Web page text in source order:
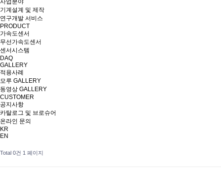
사업분야
기계설계 및 제작
연구개발 서비스
PRODUCT
가속도센서
무선가속도센서
센서시스템
DAQ
GALLERY
적용사례
모루 GALLERY
동영상 GALLERY
CUSTOMER
공지사항
카탈로그 및 브로슈어
온라인 문의
KR
EN
Total 0건 1 페이지